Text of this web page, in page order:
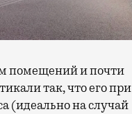
помещений и почти
так, что его при
(идеально на случай